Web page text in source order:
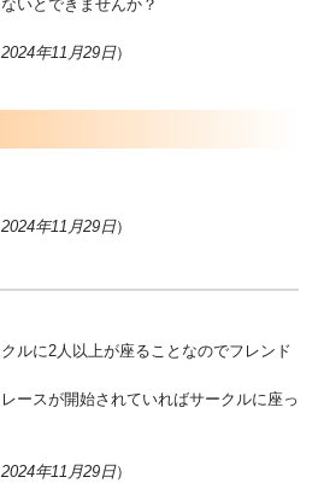
いとできませんか？
年11月29日）
年11月29日）
ルに2人以上が座ることなのでフレンド
ースが開始されていればサークルに座っ
年11月29日）